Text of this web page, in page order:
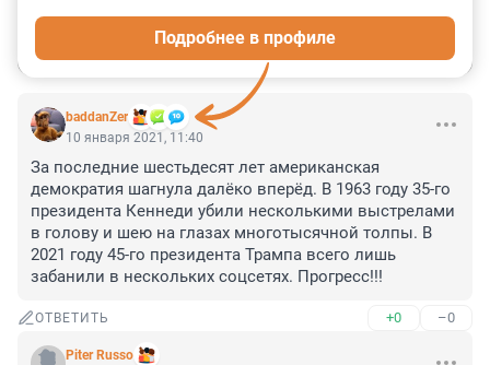
baddanZer
Подробнее в профиле
10 января 2021, 11:40
За последние шестьдесят лет американская
демократия шагнула далёко вперёд. В 1963 году 35-го
президента Кеннеди убили несколькими выстрелами
в голову и шею на глазах многотысячной толпы. В
2021 году 45-го президента Трампа всего лишь
забанили в нескольких соцсетях. Прогресс!!!
ОТВЕТИТЬ +0 –0
Piter Russo